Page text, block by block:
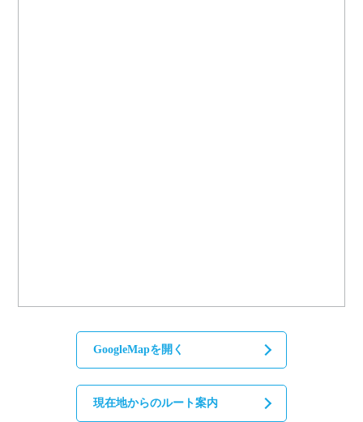
GoogleMapを開く
現在地からのルート案内